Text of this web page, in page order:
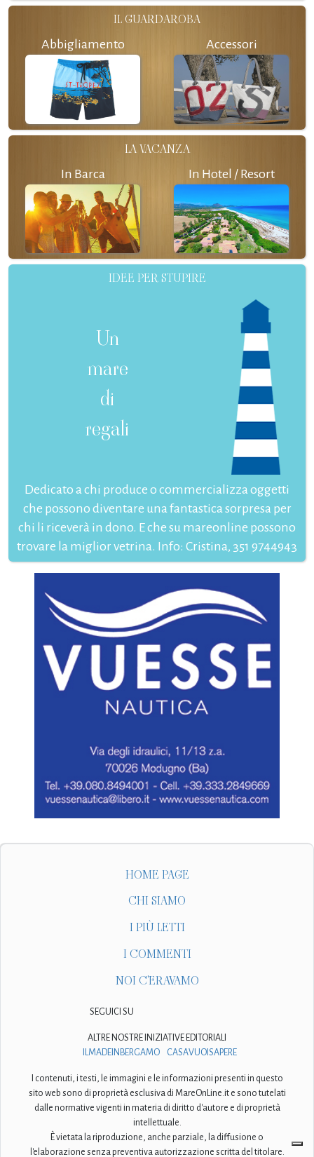
IL GUARDAROBA
Abbigliamento Accessori
LA VACANZA
In Barca In Hotel / Resort
IDEE PER STUPIRE
Un
mare
di
regali
Dedicato a chi produce o commercializza oggetti
che possono diventare una fantastica sorpresa per
chi li riceverà in dono. E che su mareonline possono
trovare la miglior vetrina. Info: Cristina, 351 9744943
HOME PAGE
CHI SIAMO
I PIÙ LETTI
I COMMENTI
NOI C'ERAVAMO
SEGUICI SU
ALTRE NOSTRE INIZIATIVE EDITORIALI
ILMADEINBERGAMO
CASAVUOISAPERE
I contenuti, i testi, le immagini e le informazioni presenti in questo
sito web sono di proprietà esclusiva di MareOnLine.it e sono tutelati
dalle normative vigenti in materia di diritto d'autore e di proprietà
intellettuale.
È vietata la riproduzione, anche parziale, la diffusione o
l'elaborazione senza preventiva autorizzazione scritta del titolare.